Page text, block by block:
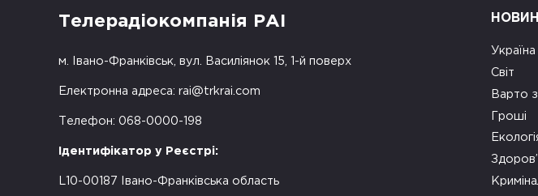
Телерадіокомпанія РАІ
м. Івано-Франківськ, вул. Василіянок 15, 1-й поверх
Електронна адреса: rai@trkrai.com
Телефон: 068-0000-198
Ідентифікатор у Реєстрі:
L10-00187 Івано-Франківська область
Україна
Світ
Варто
Гроші